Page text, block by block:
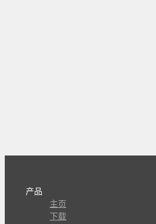
产品
主页
下载